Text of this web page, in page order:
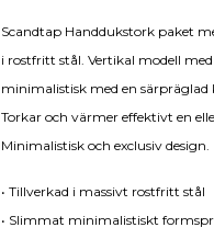
Scandtap Handdukstork paket
i rostfritt stål. Vertikal modell
minimalistisk med en särpräglad
Torkar och värmer effektivt en
Minimalistisk och exclusiv design.
• Tillverkad i massivt rostfritt stål
• Slimmat minimalistiskt